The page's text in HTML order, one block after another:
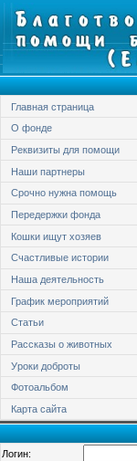
Главная страница
О фонде
Реквизиты для помощи
Наши партнеры
Срочно нужна помощь
Передержки фонда
Кошки ищут хозяев
Счастливые истории
Наша деятельность
График мероприятий
Статьи
Рассказы о животных
Уроки доброты
Фотоальбом
Карта сайта
Логин: